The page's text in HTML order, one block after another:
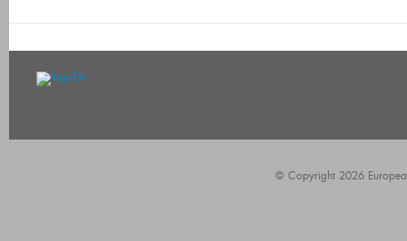
© Copyright 2026